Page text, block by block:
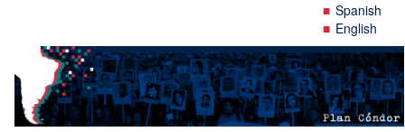
contenido
principal
Spanish
English